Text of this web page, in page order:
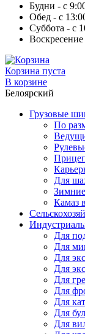
Будни - с
Обед - с
Суббота - с
Корзина пуста
В корзине
Белоярский
Грузовые
По
Для
Камаз
Для
Для
Для
Для
Для
Для
Для
Для
Для